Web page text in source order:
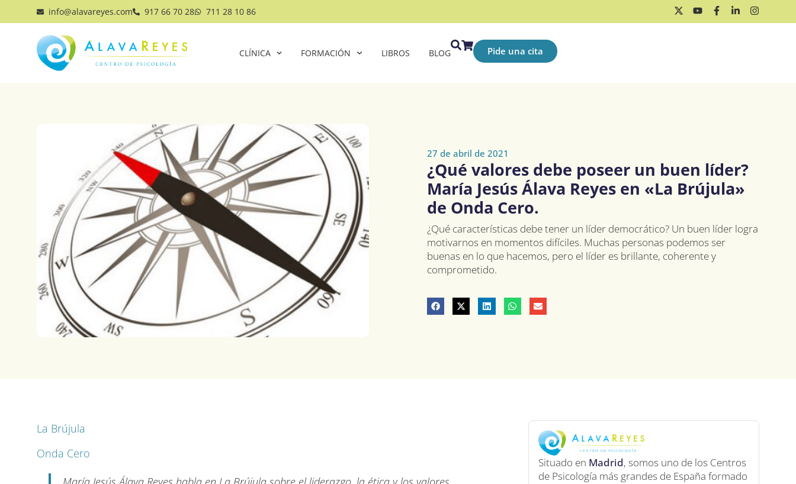
info@alavareyes.com 917 66 70 28 711 28 10 86
CLÍNICA FORMACIÓN LIBROS BLOG Pide una cita
27 de abril de 2021
¿Qué valores debe poseer un buen líder?
María Jesús Álava Reyes en «La Brújula»
de Onda Cero.
¿Qué características debe tener un líder democrático? Un buen líder logra
motivarnos en momentos difíciles. Muchas personas podemos ser
buenas en lo que hacemos, pero el líder es brillante, coherente y
comprometido.
La Brújula
Onda Cero
Situado en Madrid, somos uno de los Centros
de Psicología más grandes de España formado